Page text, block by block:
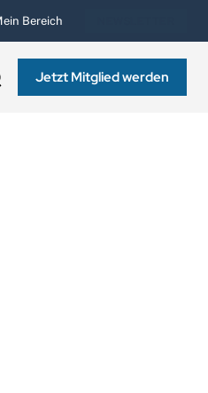
Bereich
Jetzt Mitglied werden